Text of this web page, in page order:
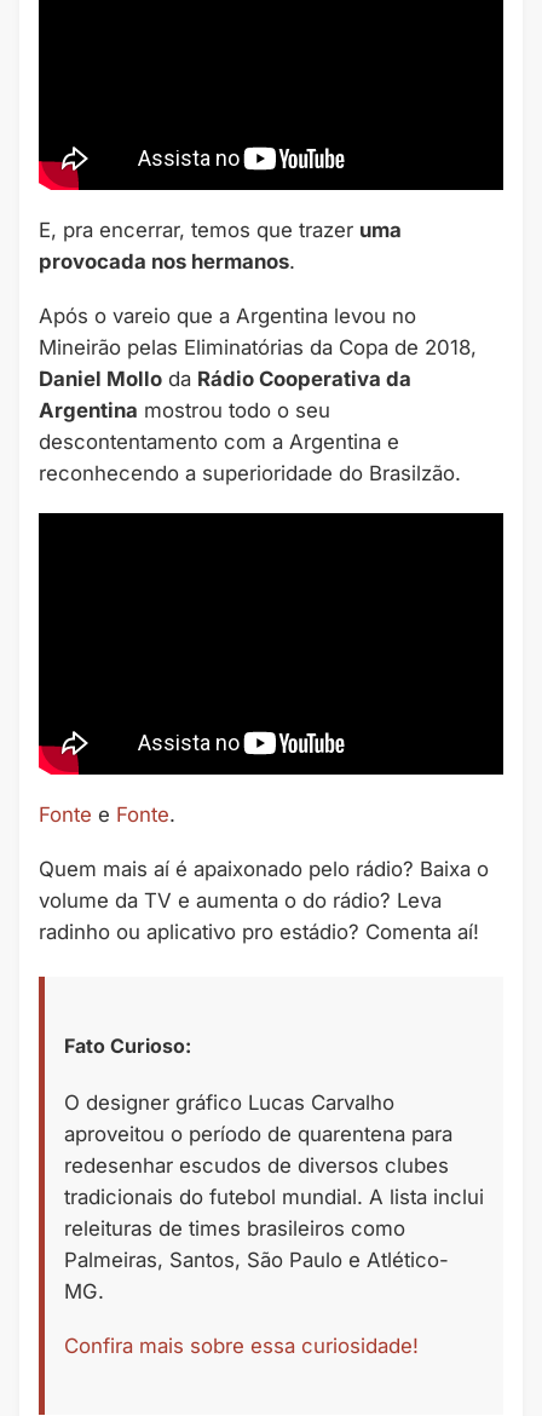
E, pra encerrar, temos que trazer uma
provocada nos hermanos.
Após o vareio que a Argentina levou no
Mineirão pelas Eliminatórias da Copa de 2018,
Daniel Mollo da Rádio Cooperativa da
Argentina mostrou todo o seu
descontentamento com a Argentina e
reconhecendo a superioridade do Brasilzão.
Fonte e Fonte.
Quem mais aí é apaixonado pelo rádio? Baixa o
volume da TV e aumenta o do rádio? Leva
radinho ou aplicativo pro estádio? Comenta aí!
Fato Curioso:
O designer gráfico Lucas Carvalho
aproveitou o período de quarentena para
redesenhar escudos de diversos clubes
tradicionais do futebol mundial. A lista inclui
releituras de times brasileiros como
Palmeiras, Santos, São Paulo e Atlético-
MG.
Confira mais sobre essa curiosidade!